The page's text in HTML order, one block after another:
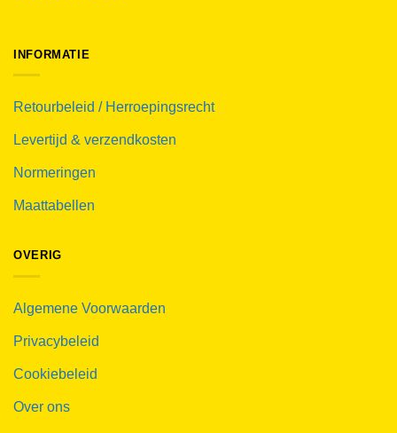
INFORMATIE
Retourbeleid / Herroepingsrecht
Levertijd & verzendkosten
Normeringen
Maattabellen
OVERIG
Algemene Voorwaarden
Privacybeleid
Cookiebeleid
Over ons